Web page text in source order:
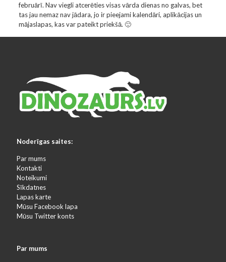
februārī. Nav viegli atcerēties visas vārda dienas no galvas, bet
tas jau nemaz nav jādara, jo ir pieejami kalendāri, aplikācijas un
mājaslapas, kas var pateikt priekšā. 🙂
Noderīgas saites:
Par mums
Kontakti
Noteikumi
Sīkdatnes
Lapas karte
Mūsu Facebook lapa
Mūsu Twitter konts
Par mums